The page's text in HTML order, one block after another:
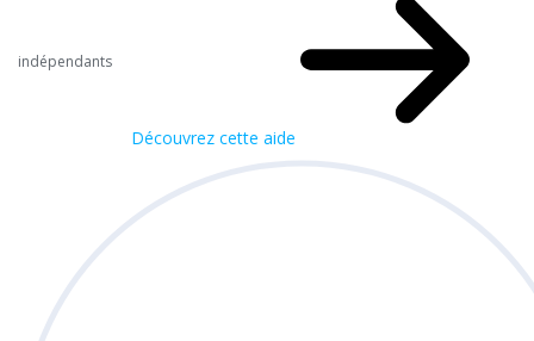
indépendants
Découvrez cette aide